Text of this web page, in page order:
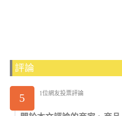
評論
5 1位網友投票評論